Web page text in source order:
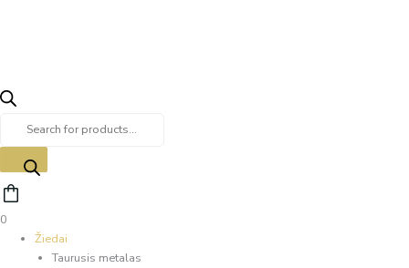
0
Žiedai
Taurusis metalas